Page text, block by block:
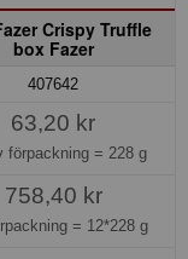
Crispy Truffle
box Fazer
407642
63,20 kr
förpackning = 228 g
758,40 kr
= 12*228 g